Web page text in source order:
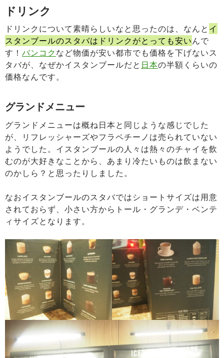
ドリンク
ドリンクについて素晴らしいなと思ったのは、なんと イ
スタンブールのスタバはドリンクがとっても安いんで
す！ バンコクなど物価が安い都市でも価格を下げないス
タバが、なぜかイスタンブールだと 日本の半額くらいの
価格なんです。
グランドメニュー
グランドメニューは概ね日本と同じような感じでした
が、リフレッシャーズやフラペチーノは売られていない
ようでした。イスタンブールの人々は熱々のチャイを飲
むのが大好きなことから、あまり冷たいものは飲まない
のかしら？と思ったりしました。
なおイスタンブールのスタバではショートサイズは用意
されておらず、小さい方からトール・グランデ・ベンテ
ィサイズとなります。